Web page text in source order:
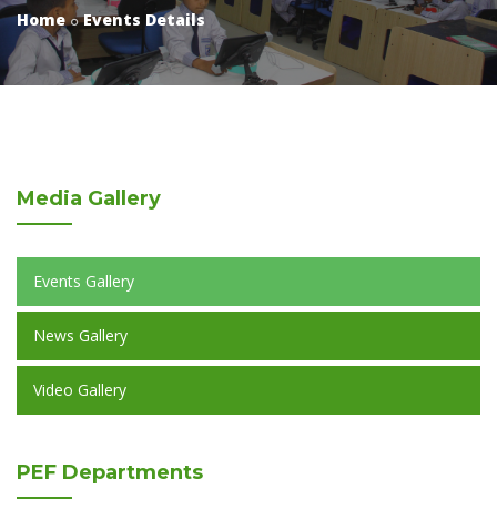
Home Events Details
Media Gallery
Events Gallery
News Gallery
Video Gallery
PEF Departments